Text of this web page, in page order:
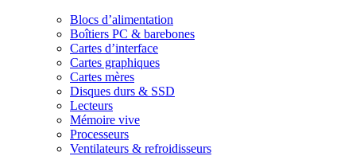
Blocs d’alimentation
Boîtiers PC & barebones
Cartes d’interface
Cartes graphiques
Cartes mères
Disques durs & SSD
Lecteurs
Mémoire vive
Processeurs
Ventilateurs & refroidisseurs